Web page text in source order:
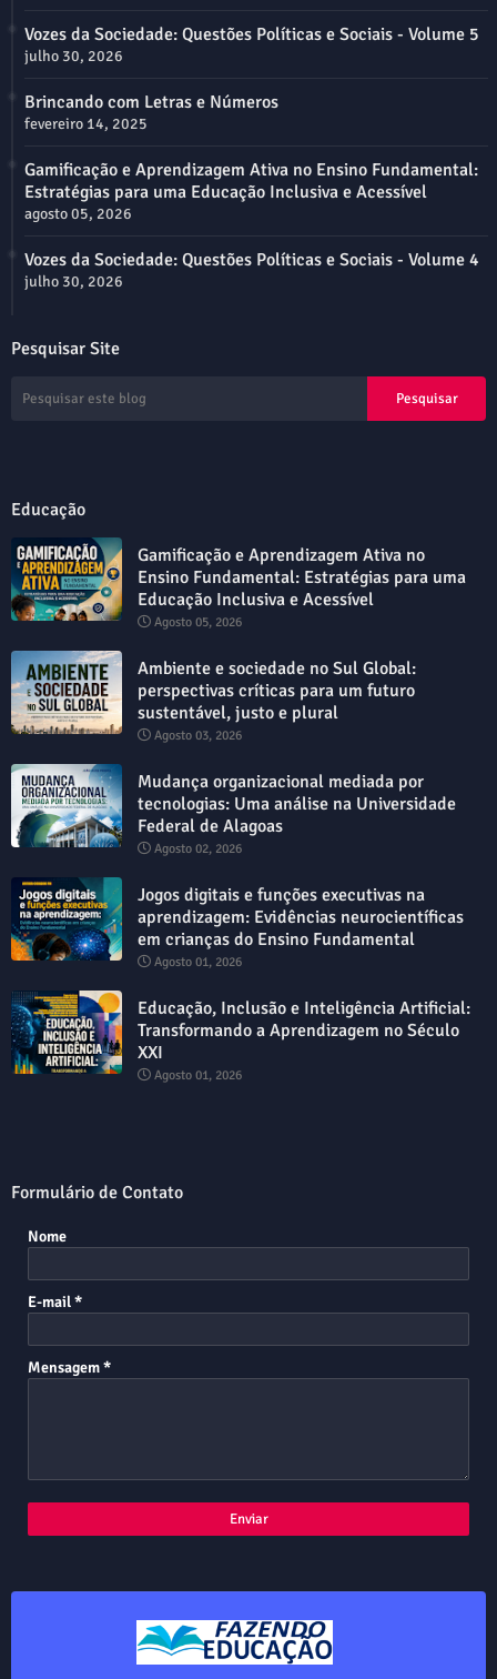
Vozes da Sociedade: Questões Políticas e Sociais - Volume 5
julho 30, 2026
Brincando com Letras e Números
fevereiro 14, 2025
Gamificação e Aprendizagem Ativa no Ensino Fundamental:
Estratégias para uma Educação Inclusiva e Acessível
agosto 05, 2026
Vozes da Sociedade: Questões Políticas e Sociais - Volume 4
julho 30, 2026
Pesquisar Site
Educação
Gamificação e Aprendizagem Ativa no
Ensino Fundamental: Estratégias para uma
Educação Inclusiva e Acessível
Agosto 05, 2026
Ambiente e sociedade no Sul Global:
perspectivas críticas para um futuro
sustentável, justo e plural
Agosto 03, 2026
Mudança organizacional mediada por
tecnologias: Uma análise na Universidade
Federal de Alagoas
Agosto 02, 2026
Jogos digitais e funções executivas na
aprendizagem: Evidências neurocientíficas
em crianças do Ensino Fundamental
Agosto 01, 2026
Educação, Inclusão e Inteligência Artificial:
Transformando a Aprendizagem no Século
XXI
Agosto 01, 2026
Formulário de Contato
Nome
E-mail*
Mensagem*